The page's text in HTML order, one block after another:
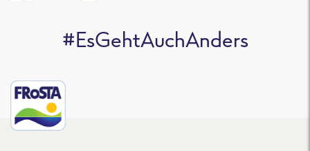
#EsGehtAuchAnders